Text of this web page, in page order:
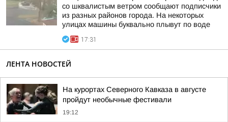
со шквалистым ветром сообщают подписчики
из разных районов города. На некоторых
улицах машины буквально плывут по воде
17:31
ЛЕНТА НОВОСТЕЙ
На курортах Северного Кавказа в августе
пройдут необычные фестивали
19:12